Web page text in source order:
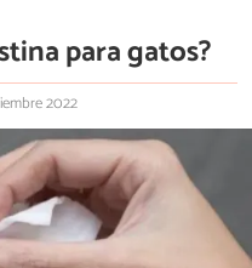
para gatos?
2022